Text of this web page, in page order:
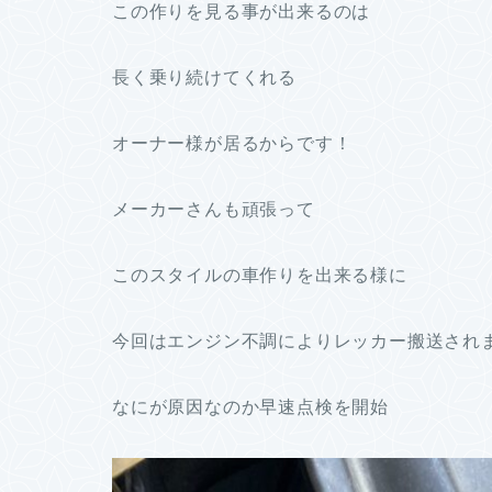
この作りを見る事が出来るのは
長く乗り続けてくれる
オーナー様が居るからです！
メーカーさんも頑張って
このスタイルの車作りを出来る様に
今回はエンジン不調によりレッカー搬送され
なにが原因なのか早速点検を開始